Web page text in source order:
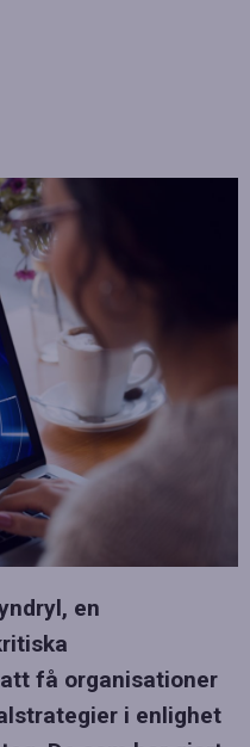
en
få organisationer
i enlighet